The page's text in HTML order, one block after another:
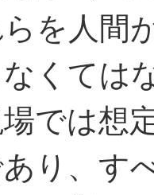
を人間
くては
では想
り、す